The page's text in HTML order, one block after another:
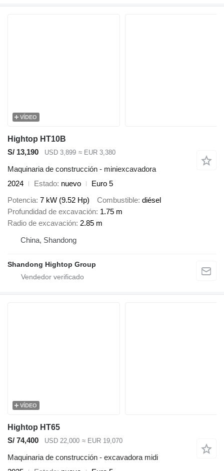
VÍDEO
Hightop HT10B
S/ 13,190
USD 3,899 ≈ EUR 3,380
Maquinaria de construcción - miniexcavadora
2024
Estado nuevo
Euro 5
Potencia 7 kW (9.52 Hp) Combustible diésel
Profundidad de excavación 1.75 m
Radio de excavación 2.85 m
China, Shandong
Shandong Hightop Group
VÍDEO
Hightop HT65
S/ 74,400
USD 22,000 ≈ EUR 19,070
Maquinaria de construcción - excavadora midi